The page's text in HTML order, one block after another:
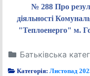
№ 288 Про
діяльності
"Теплоенерго" м.
Батьківська
Категорія:Листопад